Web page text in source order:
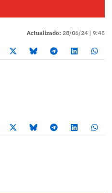
Actualizado: 28/06/24 | 9:48